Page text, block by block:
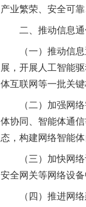
产业繁荣、安全可
二、推动信息通
（一）推动信息通
展，开展人工智能
体互联网等一批关键
（二）加强网络智
体协同、智能体通
态，构建网络智能
（三）加快网络设
安全网关等网络设
（四）推进网络建